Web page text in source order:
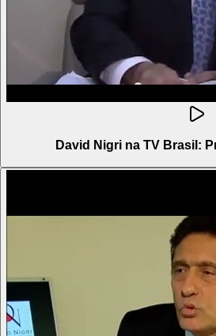
David Nigri na TV Brasil: